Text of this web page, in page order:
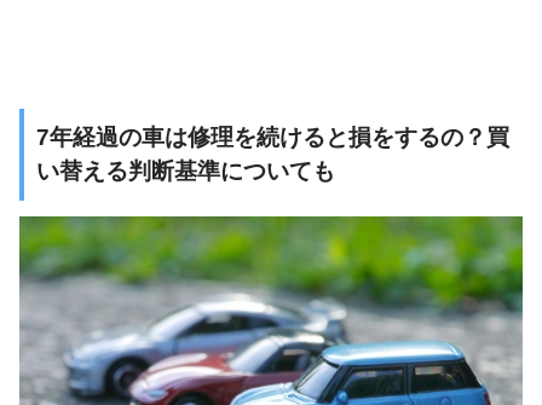
7年経過の車は修理を続けると損をするの？買
い替える判断基準についても